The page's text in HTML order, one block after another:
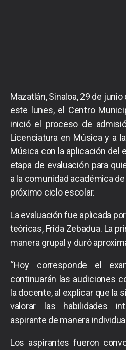
Mazatlán, Sinaloa, 29 de
este lunes, el Centro
inició el proceso de
Licenciatura en Música y a
Música con la aplicación del
etapa de evaluación para
a la comunidad académica
próximo ciclo escolar.
La evaluación fue aplicada
teóricas, Frida Zebadua. La
manera grupal y duró
“Hoy corresponde el
continuarán las audiciones
la docente, al explicar que la
valorar las habilidades
aspirante de manera
Los aspirantes fueron